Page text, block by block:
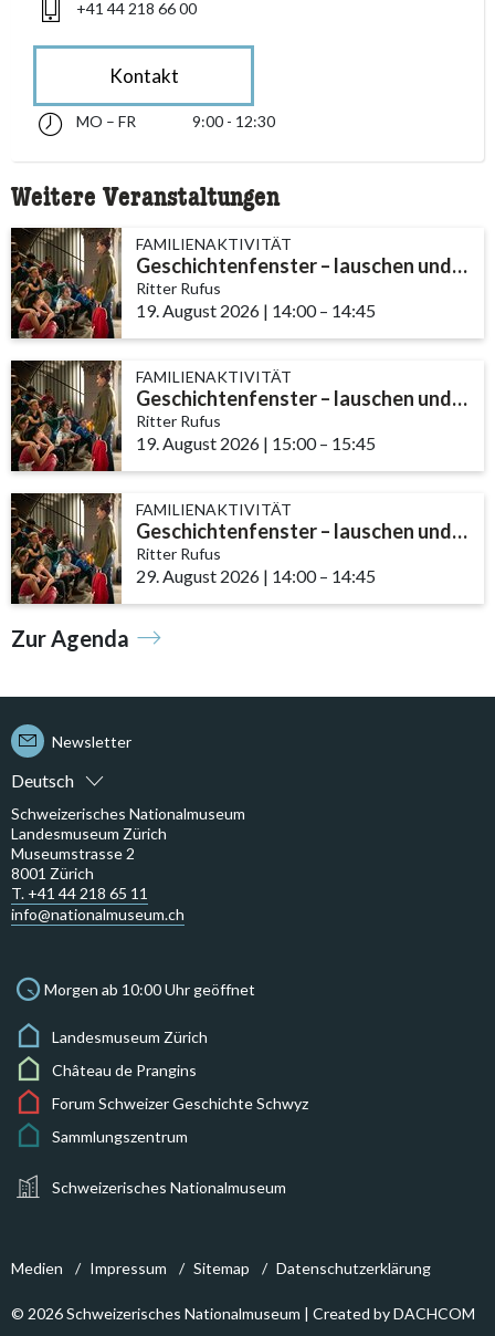
+41 44 218 66 00
Kontakt
accessibility.sr-only.opening_hours
Montag bis Freitag 09:00 - 12:30
MO – FR 9:00 - 12:30
Weitere Veranstaltungen
FAMILIENAKTIVITÄT
Geschichtenfenster – lauschen und entdecken
Ritter Rufus
19. August 2026 | 14:00accessibility.time_to
– 14:45
FAMILIENAKTIVITÄT
Geschichtenfenster – lauschen und entdecken
Ritter Rufus
19. August 2026 | 15:00accessibility.time_to
– 15:45
FAMILIENAKTIVITÄT
Geschichtenfenster – lauschen und entdecken
Ritter Rufus
29. August 2026 | 14:00accessibility.time_to
– 14:45
Zur Agenda
Deutsch
Newsletter
Schweizerisches Nationalmuseum
Landesmuseum Zürich
Museumstrasse 2
8001 Zürich
T. +41 44 218 65 11
info@nationalmuseum.ch
Morgen ab 10:00 Uhr geöffnet
Landesmuseum Zürich
Château de Prangins
Forum Schweizer Geschichte Schwyz
Sammlungszentrum
Schweizerisches Nationalmuseum
Medien Impressum Sitemap Datenschutzerklärung
© 2026 Schweizerisches Nationalmuseum | Created byDACHCOM